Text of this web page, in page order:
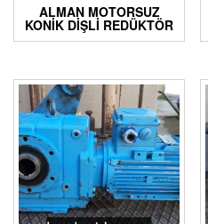
ALMAN MOTORSUZ
KONIK DIŞLI REDÜKTÖR